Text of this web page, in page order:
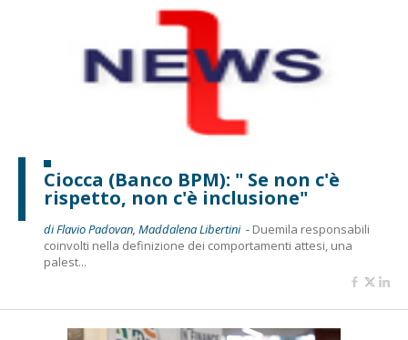
Ciocca (Banco BPM): " Se non c'è
rispetto, non c'è inclusione"
di Flavio Padovan, Maddalena Libertini - Duemila responsabili
coinvolti nella definizione dei comportamenti attesi, una
palest...